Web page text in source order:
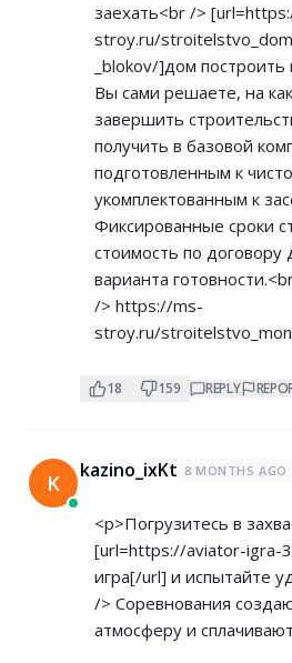
заехать<br /> [url=
stroy.ru/
_blokov/]дом
Вы сами решаете, на
завершить
получить в базовой
подготовленным к
укомплектованным к
Фиксированные сроки
стоимость по договору
варианта
/> https://ms-
stroy.ru/
18 159 REPLY
K kazino_ixKt 8 MONTHS AGO
<p>Погрузитесь в
[url=https://aviator-igra-
игра[/url] и испытайте
/> Соревнования
атмосферу и